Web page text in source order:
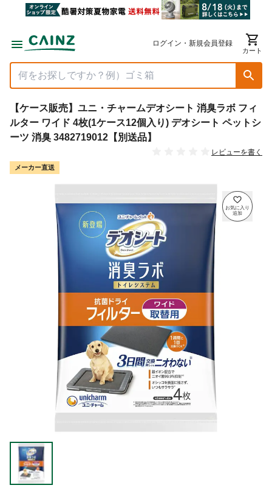
ログイン・新規会員登録
カート
【ケース販売】ユニ・チャームデオシート 消臭ラボ フィ
ルター ワイド 4枚(1ケース12個入り) デオシート ペットシ
ーツ 消臭 3482719012【別送品】
レビューを書く
メーカー直送